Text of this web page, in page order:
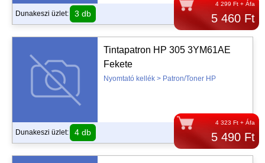
4 299 Ft + Áfa
5 460 Ft
Dunakeszi üzlet: 3 db
4 323 Ft + Áfa
5 490 Ft
Tintapatron HP 305 3YM61AE
Fekete
Nyomtató kellék > Patron/Toner HP
Dunakeszi üzlet: 4 db